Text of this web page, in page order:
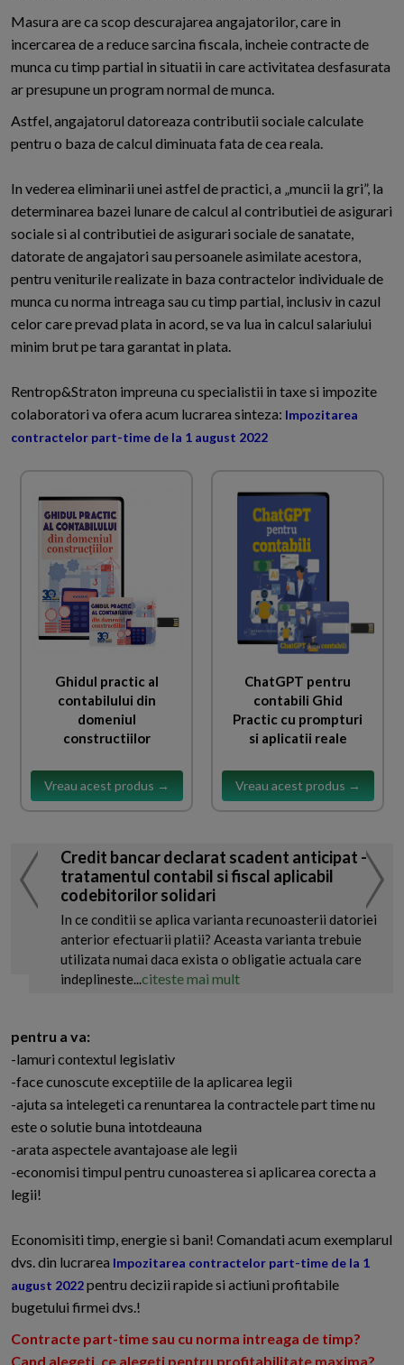
Masura are ca scop descurajarea angajatorilor, care in
incercarea de a reduce sarcina fiscala, incheie contracte de
munca cu timp partial in situatii in care activitatea desfasurata
ar presupune un program normal de munca.
Astfel, angajatorul datoreaza contributii sociale calculate
pentru o baza de calcul diminuata fata de cea reala.
In vederea eliminarii unei astfel de practici, a „muncii la gri”, la
determinarea bazei lunare de calcul al contributiei de asigurari
sociale si al contributiei de asigurari sociale de sanatate,
datorate de angajatori sau persoanele asimilate acestora,
pentru veniturile realizate in baza contractelor individuale de
munca cu norma intreaga sau cu timp partial, inclusiv in cazul
celor care prevad plata in acord, se va lua in calcul salariului
minim brut pe tara garantat in plata.
Rentrop&Straton impreuna cu specialistii in taxe si impozite
colaboratori va ofera acum lucrarea sinteza: Impozitarea
contractelor part-time de la 1 august 2022
Ghidul practic al
contabilului din
domeniul
constructiilor
Vreau acest produs →
ChatGPT pentru
contabili Ghid
Practic cu prompturi
si aplicatii reale
Vreau acest produs →
Credit bancar declarat scadent anticipat -
tratamentul contabil si fiscal aplicabil
codebitorilor solidari
In ce conditii se aplica varianta recunoasterii datoriei
anterior efectuarii platii? Aceasta varianta trebuie
utilizata numai daca exista o obligatie actuala care
indeplineste...citeste mai mult
pentru a va:
-lamuri contextul legislativ
-face cunoscute exceptiile de la aplicarea legii
-ajuta sa intelegeti ca renuntarea la contractele part time nu
este o solutie buna intotdeauna
-arata aspectele avantajoase ale legii
-economisi timpul pentru cunoasterea si aplicarea corecta a
legii!
Economisiti timp, energie si bani! Comandati acum exemplarul
dvs. din lucrarea Impozitarea contractelor part-time de la 1
august 2022pentru decizii rapide si actiuni profitabile
bugetului firmei dvs.!
Contracte part-time sau cu norma intreaga de timp?
Cand alegeti, ce alegeti pentru profitabilitate maxima?